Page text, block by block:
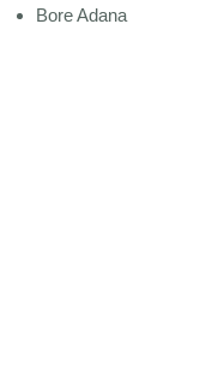
Bore Adana